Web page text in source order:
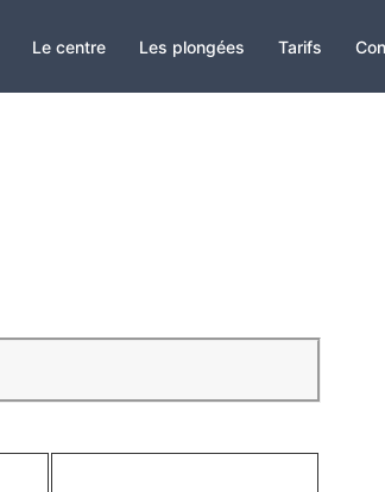
Le centre Les plongées Tarifs